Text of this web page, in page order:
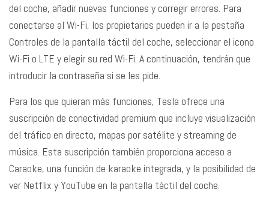
del coche, añadir nuevas funciones y corregir errores. Para
conectarse al Wi-Fi, los propietarios pueden ir a la pestaña
Controles de la pantalla táctil del coche, seleccionar el icono
Wi-Fi o LTE y elegir su red Wi-Fi. A continuación, tendrán que
introducir la contraseña si se les pide.
Para los que quieran más funciones, Tesla ofrece una
suscripción de conectividad premium que incluye visualización
del tráfico en directo, mapas por satélite y streaming de
música. Esta suscripción también proporciona acceso a
Caraoke, una función de karaoke integrada, y la posibilidad de
ver Netflix y YouTube en la pantalla táctil del coche.